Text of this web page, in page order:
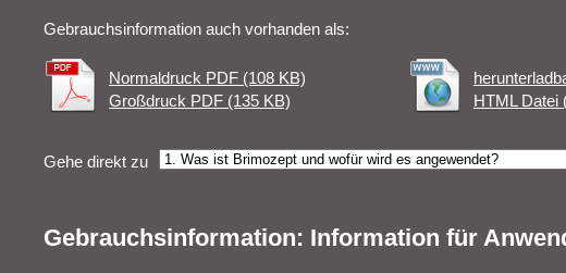
Gebrauchsinformation auch vorhanden als:
Normaldruck PDF (108 KB)
Großdruck PDF (135 KB)
HTML Datei
Gehe direkt zu
Gebrauchsinformation: Information für